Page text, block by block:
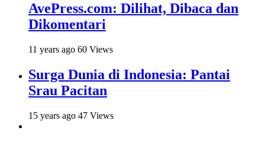
AvePress.com: Dilihat, Dibaca dan
Dikomentari
11 years ago 60 Views
Surga Dunia di Indonesia: Pantai
Srau Pacitan
15 years ago 47 Views